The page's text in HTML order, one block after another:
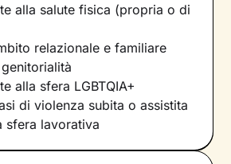
alla salute fisica (propria o di
relazionale e familiare
alla sfera LGBTQIA+
di violenza subita o assistita
sfera lavorativa